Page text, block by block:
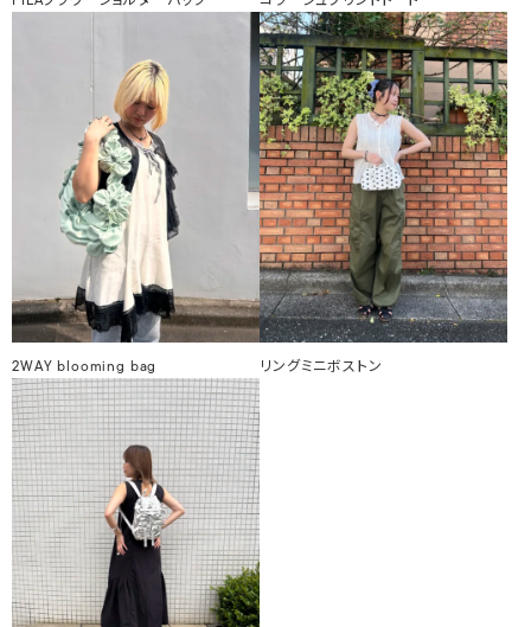
2WAY blooming bag リングミニボストン